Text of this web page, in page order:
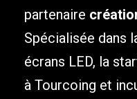
partenaire
Spécialisée dans
écrans LED, la
à Tourcoing et